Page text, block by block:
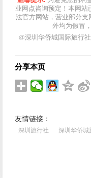
业网点咨询预定！本网站
法官方网站，营业部分
外均为假冒
@深圳华侨城国际旅行
分享本页
友情链接：
深圳旅行社 深圳华侨城